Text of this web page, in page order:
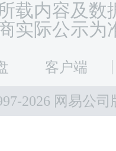
载内容及数
实际公示为
客户端
2026 网易公